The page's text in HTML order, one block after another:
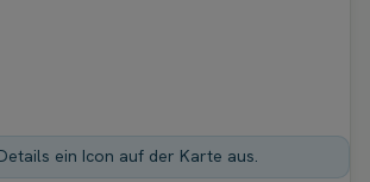
ein Icon auf der Karte aus.